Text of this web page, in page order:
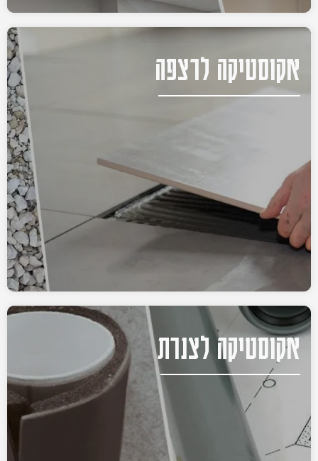
אקוסטיקה לרצפה
אקוסטיקה לצנרת